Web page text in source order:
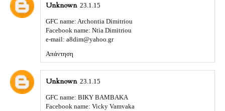
Unknown 23.1.15
GFC name: Archontia Dimitriou
Facebook name: Ntia Dimitriou
e-mail: a8dim@yahoo.gr
Απάντηση
Unknown 23.1.15
GFC name: ΒΙΚΥ ΒΑΜΒΑΚΑ
Facebook name: Vicky Vamvaka